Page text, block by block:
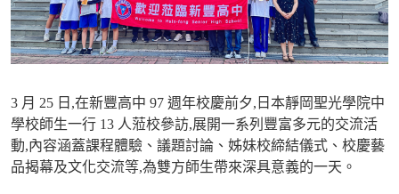
3 月 25 日 ,在新豐高中 97 週年校慶前夕, 日本靜岡聖光學院中
學校師生一行 13 人蒞校參訪,展開一系列豐富多元的交流活
動,內容涵蓋課程體驗、議題討論、姊妹校締結儀式、校慶藝
品揭幕及文化交流等,為雙方師生帶來深具意義的一天。